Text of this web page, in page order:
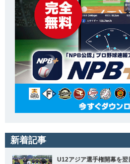
新着記事
U12アジア選手権開幕を